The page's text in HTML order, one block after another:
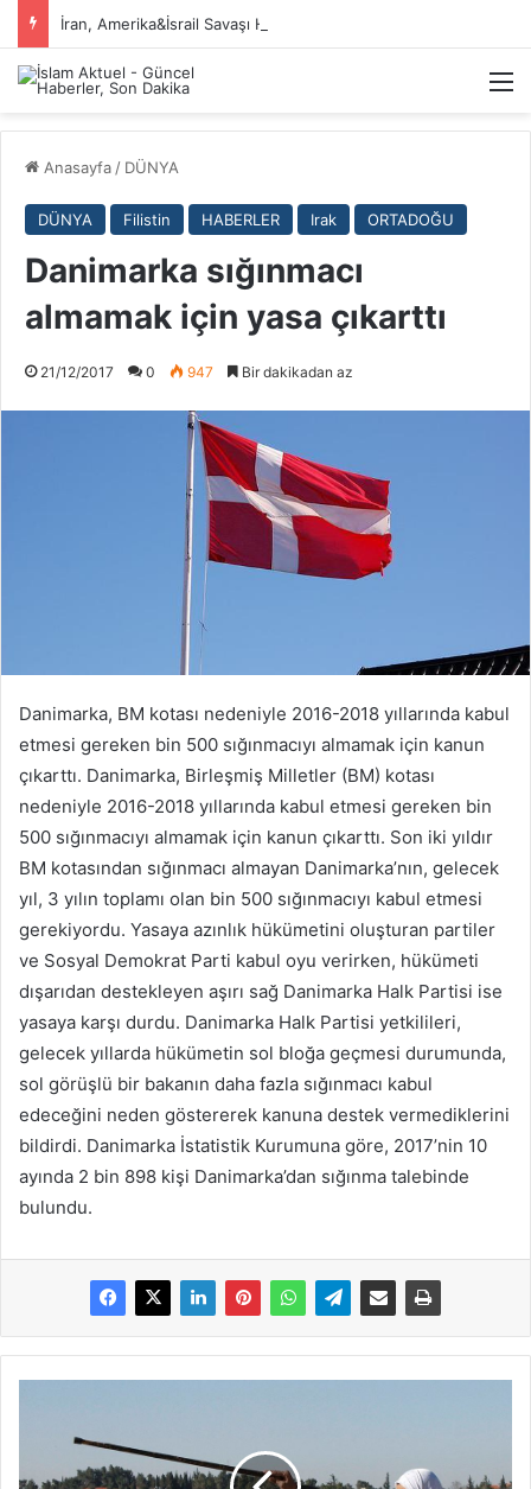
İran, Amerika&İsrail Savaşı Hakkında
Anasayfa / DÜNYA
DÜNYA Filistin HABERLER Irak ORTADOĞU
Danimarka sığınmacı
almamak için yasa çıkarttı
21/12/2017 0 947 Bir dakikadan az
Danimarka, BM kotası nedeniyle 2016-2018 yıllarında kabul
etmesi gereken bin 500 sığınmacıyı almamak için kanun
çıkarttı. Danimarka, Birleşmiş Milletler (BM) kotası
nedeniyle 2016-2018 yıllarında kabul etmesi gereken bin
500 sığınmacıyı almamak için kanun çıkarttı. Son iki yıldır
BM kotasından sığınmacı almayan Danimarka’nın, gelecek
yıl, 3 yılın toplamı olan bin 500 sığınmacıyı kabul etmesi
gerekiyordu. Yasaya azınlık hükümetini oluşturan partiler
ve Sosyal Demokrat Parti kabul oyu verirken, hükümeti
dışarıdan destekleyen aşırı sağ Danimarka Halk Partisi ise
yasaya karşı durdu. Danimarka Halk Partisi yetkilileri,
gelecek yıllarda hükümetin sol bloğa geçmesi durumunda,
sol görüşlü bir bakanın daha fazla sığınmacı kabul
edeceğini neden göstererek kanuna destek vermediklerini
bildirdi. Danimarka İstatistik Kurumuna göre, 2017’nin 10
ayında 2 bin 898 kişi Danimarka’dan sığınma talebinde
bulundu.